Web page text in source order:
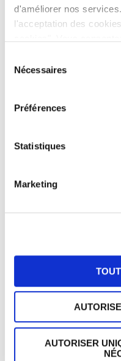
d'améliorer nos
l'acceptation des
Nécessaires
Préférences
Statistiques
Marketing
AUTORISER
Nom*
Enregistrer mon nom,
navigateur pour mon
Ce site utilise Akismet
plus sur la façon dont les